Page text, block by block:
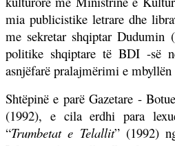
mia publicistike letrare dhe
me sekretar shqiptar Dudumin
politike shqiptare të BDI -së
asnjëfarë pralajmërimi e
Shtëpinë e parë Gazetare -
(1992), e cila erdhi para
“Trumbetat e Telallit” (1992)